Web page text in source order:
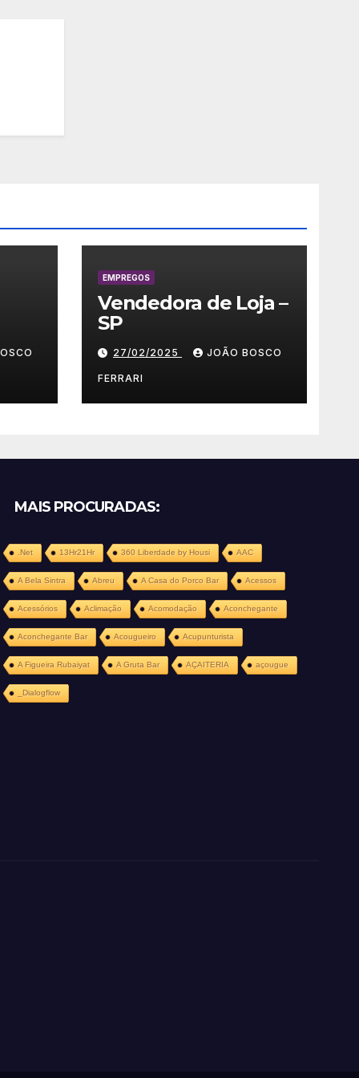
EMPREGOS
Vendedora de Loja –
SP
27/02/2025 JOÃO BOSCO
FERRARI
MAIS PROCURADAS:
.Net 13Hr21Hr 360 Liberdade by Housi AAC
A Bela Sintra Abreu A Casa do Porco Bar Acessos
Acessórios Aclimação Acomodação Aconchegante
Aconchegante Bar Acougueiro Acupunturista
A Figueira Rubaiyat A Gruta Bar AÇAITERIA açougue
_Dialogflow